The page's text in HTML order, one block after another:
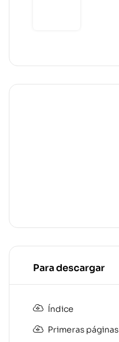
Para descargar
Índice
Primeras páginas